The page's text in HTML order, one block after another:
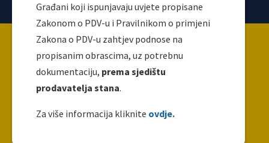
Građani koji ispunjavaju uvjete propisane
Zakonom o PDV-u i Pravilnikom o primjeni
Zakona o PDV-u zahtjev podnose na
propisanim obrascima, uz potrebnu
dokumentaciju, prema sjedištu
prodavatelja stana.
Za više informacija kliknite ovdje.
Copyright ©2026 Uprava za indirektno / neizravno
oporezivanje BiH
Ova web stranica napravljena je i održava se uz
finansijsku podršku Evropske unije. Za njen sadržaj